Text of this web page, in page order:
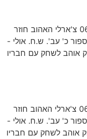
צ'ארלי והמספרים - פרק 9 06:00 - 06:07 צ'ארלי האהוב חוזר
כ' עב'. ש.ח. אולי -
המתוק אוהב לשחק עם חבריו
צ'ארלי והמספרים - פרק 8 06:00 - 06:06 צ'ארלי האהוב חוזר
כ' עב'. ש.ח. אולי -
המתוק אוהב לשחק עם חבריו